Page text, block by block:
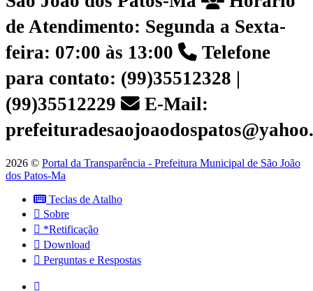
de Atendimento: Segunda a Sexta-
feira: 07:00 às 13:00
Telefone
para contato: (99)35512328 |
(99)35512229
E-Mail:
2026 © Portal da Transparência - Prefeitura Municipal de São João
dos Patos-Ma
Teclas de Atalho
Sobre
*Retificação
Download
Perguntas e Respostas